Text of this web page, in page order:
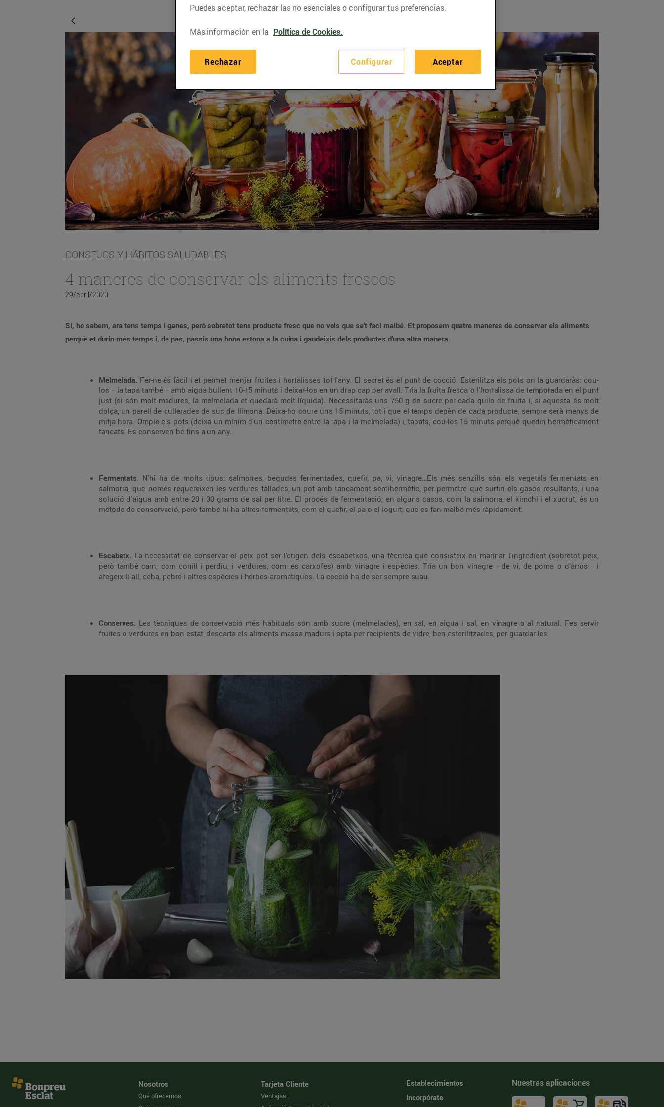
CONSEJOS Y HÁBITOS SALUDABLES
4 maneres de conservar els aliments frescos
29/abril/2020
Sí, ho sabem, ara tens temps i ganes, però sobretot tens producte fresc que no vols que se't faci malbé. Et proposem quatre maneres de conservar els aliments
perquè et durin més temps i, de pas, passis una bona estona a la cuina i gaudeixis dels productes d'una altra manera.
Melmelada. Fer-ne és fàcil i et permet menjar fruites i hortalisses tot l'any. El secret és el punt de cocció. Esterilitza els pots on la guardaràs: cou-
los —la tapa també— amb aigua bullent 10-15 minuts i deixar-los en un drap cap per avall. Tria la fruita fresca o l'hortalissa de temporada en el punt
just (si són molt madures, la melmelada et quedarà molt líquida). Necessitaràs uns 750 g de sucre per cada quilo de fruita i, si aquesta és molt
dolça, un parell de cullerades de suc de llimona. Deixa-ho coure uns 15 minuts, tot i que el temps depèn de cada producte, sempre serà menys de
mitja hora. Omple els pots (deixa un mínim d'un centímetre entre la tapa i la melmelada) i, tapats, cou-los 15 minuts perquè quedin hermèticament
tancats. Es conserven bé fins a un any.
Fermentats. N'hi ha de molts tipus: salmorres, begudes fermentades, quefir, pa, vi, vinagre…Els més senzills són els vegetals fermentats en
salmorra, que només requereixen les verdures tallades, un pot amb tancament semihermètic, per permetre que surtin els gasos resultants, i una
solució d'aigua amb entre 20 i 30 grams de sal per litre. El procés de fermentació, en alguns casos, com la salmorra, el kimchi i el xucrut, és un
mètode de conservació, però també hi ha altres fermentats, com el quefir, el pa o el iogurt, que es fan malbé més ràpidament.
Escabetx. La necessitat de conservar el peix pot ser l'origen dels escabetxos, una tècnica que consisteix en marinar l'ingredient (sobretot peix,
però també carn, com conill i perdiu, i verdures, com les carxofes) amb vinagre i espècies. Tria un bon vinagre —de vi, de poma o d’arròs— i
afegeix-li all, ceba, pebre i altres espècies i herbes aromàtiques. La cocció ha de ser sempre suau.
Conserves. Les tècniques de conservació més habituals són amb sucre (melmelades), en sal, en aigua i sal, en vinagre o al natural. Fes servir
fruites o verdures en bon estat, descarta els aliments massa madurs i opta per recipients de vidre, ben esterilitzades, per guardar-les.
Nosotros
Qué ofrecemos
Tarjeta Cliente
Ventajas
Establecimientos
Incorpórate
Nuestras aplicaciones
Puedes aceptar, rechazar las no esenciales o configurar tus preferencias.
Más información en la Política de Cookies.
Configurar
Rechazar Aceptar